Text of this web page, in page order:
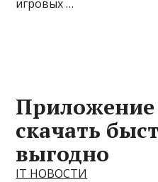
игровых …
Приложение
скачать
выгодно
IT НОВОСТИ